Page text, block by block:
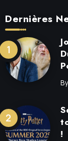
Dernières
By
!